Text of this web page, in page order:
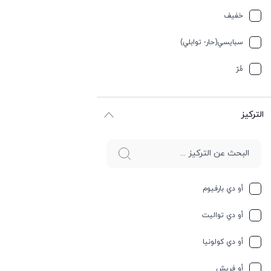
تيربيني
جلد
جوز الهند
حامِض
خفیف
سبایسي(حار- توابلي)
مُرّ
التركيز
أو دي بارفيوم
أو دي تواليت
أو دي كولونيا
أو فريش